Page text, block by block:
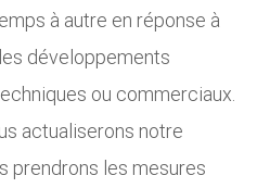
à autre en réponse à
développements
ou commerciaux.
actualiserons notre
prendrons les mesures